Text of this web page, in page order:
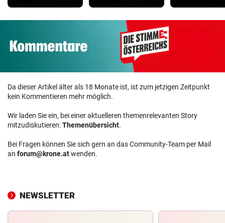
Da dieser Artikel älter als 18 Monate ist, ist zum jetzigen Zeitpunkt
kein Kommentieren mehr möglich.
Wir laden Sie ein, bei einer aktuelleren themenrelevanten Story
mitzudiskutieren:Themenübersicht.
Bei Fragen können Sie sich gern an das Community-Team per Mail
an forum@krone.atwenden.
NEWSLETTER